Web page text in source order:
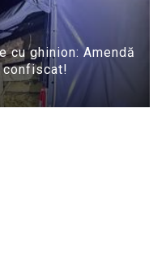
cu ghinion: Amendă
confiscat!